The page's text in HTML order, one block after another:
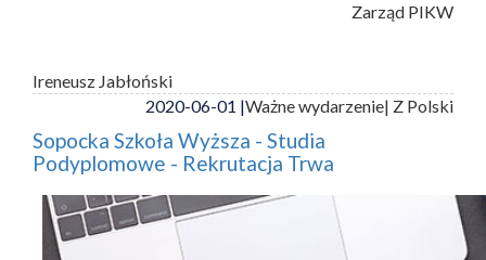
Zarząd PIKW
Ireneusz Jabłoński
2020-06-01 |Ważne wydarzenie| Z Polski
Sopocka Szkoła Wyższa - Studia
Podyplomowe - Rekrutacja Trwa